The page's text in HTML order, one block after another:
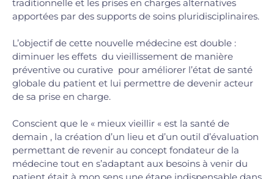
traditionnelle et les prises en charges alternatives
apportées par des supports de soins pluridisciplinaires.
L’objectif de cette nouvelle médecine est double :
diminuer les effets du vieillissement de manière
préventive ou curative pour améliorer l’état de santé
globale du patient et lui permettre de devenir acteur
de sa prise en charge.
Conscient que le « mieux vieillir « est la santé de
demain , la création d’un lieu et d’un outil d’évaluation
permettant de revenir au concept fondateur de la
médecine tout en s’adaptant aux besoins à venir du